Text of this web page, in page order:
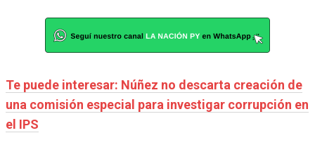
Te puede interesar: Núñez no descarta creación de
una comisión especial para investigar corrupción en
el IPS